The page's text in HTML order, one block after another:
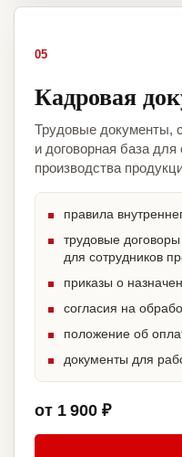
05
Кадровая
Трудовые документы,
и договорная база
производства
правила
трудовые
для сотрудников
приказы о
согласия на
положение об
документы для
от 1 900 ₽